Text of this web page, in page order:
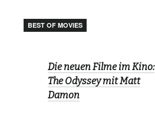
BEST OF MOVIES
Die neuen Filme im Kino:
The Odyssey mit Matt
Damon